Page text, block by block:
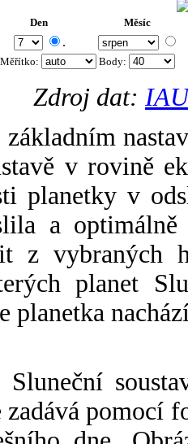
Den Měsíc
.
Měřítko: Body:
Zdroj dat:
v rovině
planetky v
a
z vybraných
planet
planetka
Sluneční
zadává pomocí